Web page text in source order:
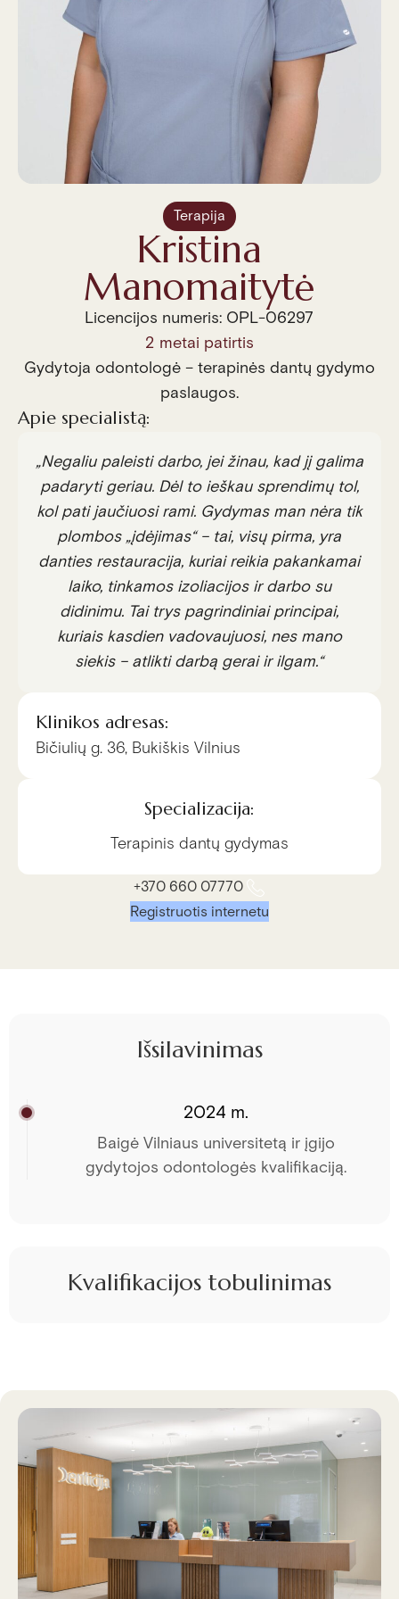
Terapija
Kristina
Manomaitytė
Licencijos numeris: OPL-06297
2 metai patirtis
Gydytoja odontologė – terapinės dantų gydymo
paslaugos.
Apie specialistą:
„Negaliu paleisti darbo, jei žinau, kad jį galima
padaryti geriau. Dėl to ieškau sprendimų tol,
kol pati jaučiuosi rami. Gydymas man nėra tik
plombos „įdėjimas“ – tai, visų pirma, yra
danties restauracija, kuriai reikia pakankamai
laiko, tinkamos izoliacijos ir darbo su
didinimu. Tai trys pagrindiniai principai,
kuriais kasdien vadovaujuosi, nes mano
siekis – atlikti darbą gerai ir ilgam.“
Klinikos adresas:
Bičiulių g. 36, Bukiškis Vilnius
Specializacija:
Terapinis dantų gydymas
+370 660 07770
Registruotis internetu
Išsilavinimas
2024 m.
Baigė Vilniaus universitetą ir įgijo
gydytojos odontologės kvalifikaciją.
Kvalifikacijos tobulinimas